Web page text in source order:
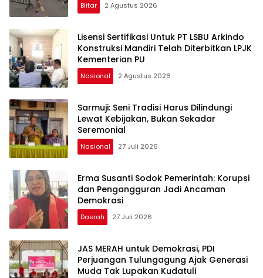
Blitar 2 Agustus 2026
Lisensi Sertifikasi Untuk PT LSBU Arkindo
Konstruksi Mandiri Telah Diterbitkan LPJK
Kementerian PU
Nasional 2 Agustus 2026
Sarmuji: Seni Tradisi Harus Dilindungi
Lewat Kebijakan, Bukan Sekadar
Seremonial
Nasional 27 Juli 2026
Erma Susanti Sodok Pemerintah: Korupsi
dan Pengangguran Jadi Ancaman
Demokrasi
Daerah 27 Juli 2026
JAS MERAH untuk Demokrasi, PDI
Perjuangan Tulungagung Ajak Generasi
Muda Tak Lupakan Kudatuli